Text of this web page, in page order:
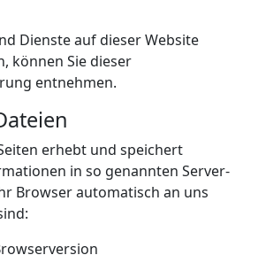
Dienste auf dieser Website
können Sie dieser
entnehmen.
erhebt und speichert
in so genannten Server-
Browser automatisch an uns